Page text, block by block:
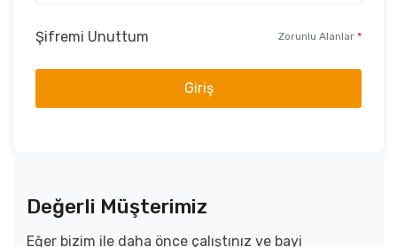
Şifremi Unuttum Zorunlu Alanlar *
Giriş
Değerli Müşterimiz
Eğer bizim ile daha önce çalıştınız ve bayi